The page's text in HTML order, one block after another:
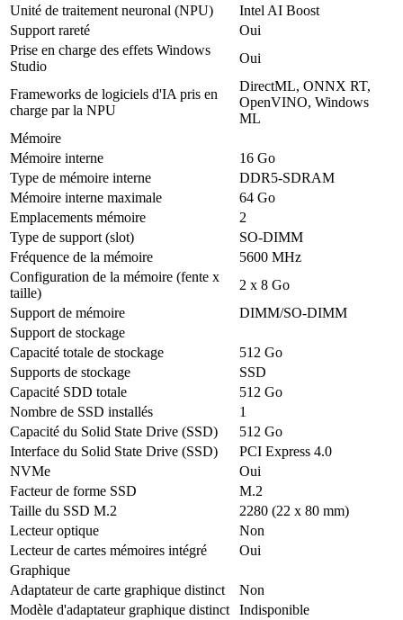
Unité de traitement neuronal (NPU)
Intel AI Boost
Support rareté
Oui
Prise en charge des effets Windows
Studio
Oui
Frameworks de logiciels d'IA pris en
charge par la NPU
DirectML, ONNX RT,
OpenVINO, Windows
ML
Mémoire
Mémoire interne
16 Go
Type de mémoire interne
DDR5-SDRAM
Mémoire interne maximale
64 Go
Emplacements mémoire
2
Type de support (slot)
SO-DIMM
Fréquence de la mémoire
5600 MHz
Configuration de la mémoire (fente x
taille)
2 x 8 Go
Support de mémoire
DIMM/SO-DIMM
Support de stockage
Capacité totale de stockage
512 Go
Supports de stockage
SSD
Capacité SDD totale
512 Go
Nombre de SSD installés
1
Capacité du Solid State Drive (SSD)
512 Go
Interface du Solid State Drive (SSD)
PCI Express 4.0
NVMe
Oui
Facteur de forme SSD
M.2
Taille du SSD M.2
2280 (22 x 80 mm)
Lecteur optique
Non
Lecteur de cartes mémoires intégré
Oui
Graphique
Adaptateur de carte graphique distinct
Non
Modèle d'adaptateur graphique distinct
Indisponible